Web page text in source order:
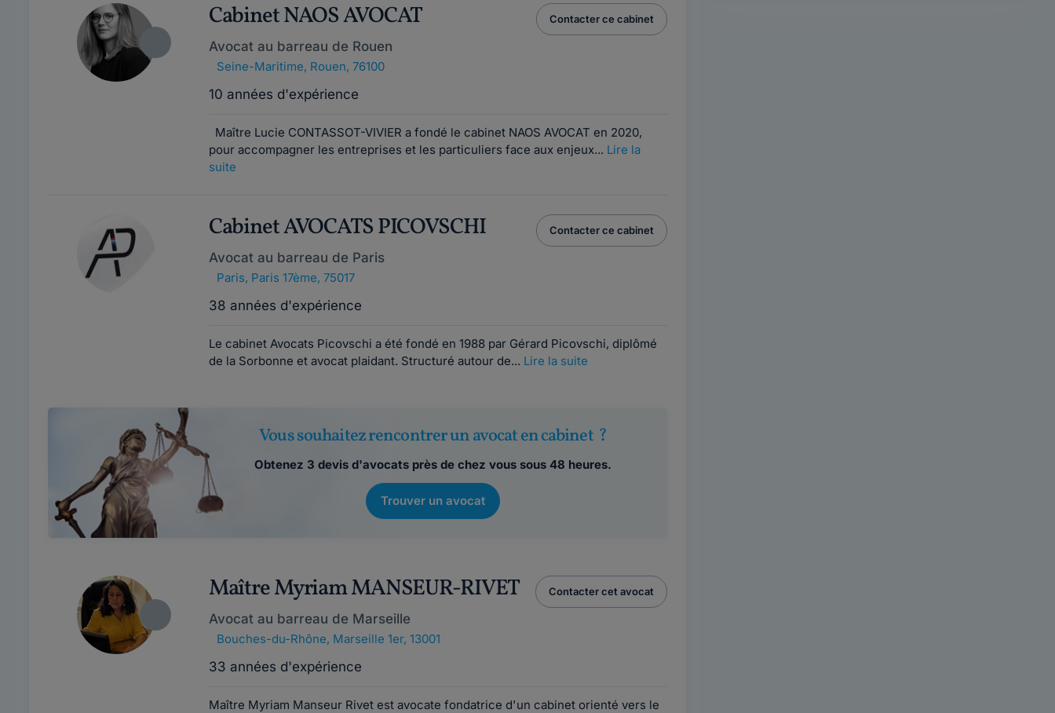
Cabinet NAOS AVOCAT
Avocat au barreau de Rouen
Seine-Maritime, Rouen, 76100
10 années d'expérience
Contacter ce cabinet
Maître Lucie CONTASSOT-VIVIER a fondé le cabinet NAOS AVOCAT en 2020,
pour accompagner les entreprises et les particuliers face aux enjeux... Lire la
suite
Cabinet AVOCATS PICOVSCHI
Avocat au barreau de Paris
Paris, Paris 17ème, 75017
38 années d'expérience
Contacter ce cabinet
Le cabinet Avocats Picovschi a été fondé en 1988 par Gérard Picovschi, diplômé
de la Sorbonne et avocat plaidant. Structuré autour de... Lire la suite
Vous souhaitez rencontrer un avocat en cabinet ?
Obtenez 3 devis d'avocats près de chez vous sous 48 heures.
Trouver un avocat
Maître Myriam MANSEUR-RIVET
Avocat au barreau de Marseille
Bouches-du-Rhône, Marseille 1er, 13001
33 années d'expérience
Contacter cet avocat
Maître Myriam Manseur Rivet est avocate fondatrice d'un cabinet orienté vers le